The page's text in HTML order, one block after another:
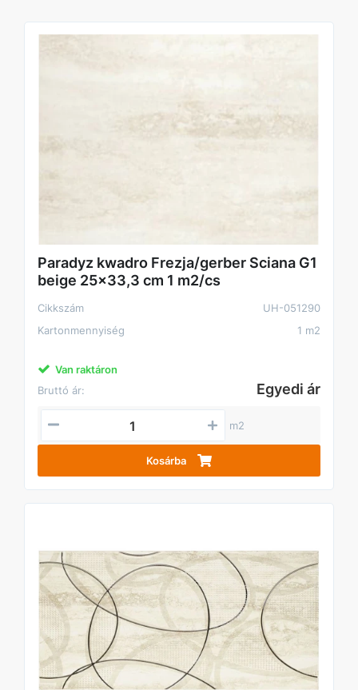
Paradyz kwadro Frezja/gerber Sciana G1
beige 25x33,3 cm 1 m2/cs
Cikkszám
UH-051290
Kartonmennyiség
1 m2
Van raktáron
Bruttó ár:
Egyedi ár
m2
Kosárba